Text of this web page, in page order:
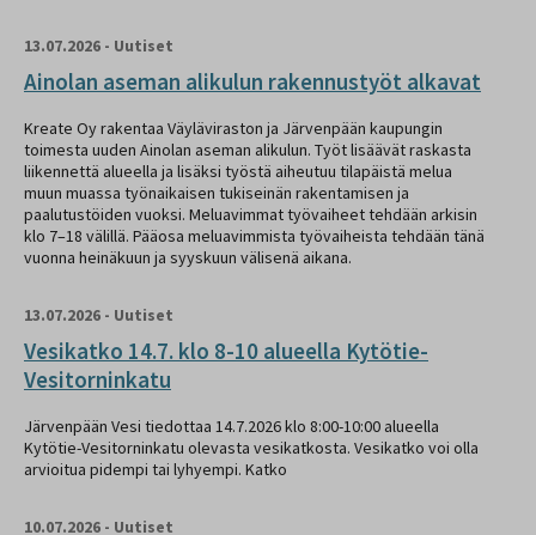
13.07.2026 - Uutiset
Ainolan aseman alikulun rakennustyöt alkavat
Kreate Oy rakentaa Väyläviraston ja Järvenpään kaupungin
toimesta uuden Ainolan aseman alikulun. Työt lisäävät raskasta
liikennettä alueella ja lisäksi työstä aiheutuu tilapäistä melua
muun muassa työnaikaisen tukiseinän rakentamisen ja
paalutustöiden vuoksi. Meluavimmat työvaiheet tehdään arkisin
klo 7–18 välillä. Pääosa meluavimmista työvaiheista tehdään tänä
vuonna heinäkuun ja syyskuun välisenä aikana.
13.07.2026 - Uutiset
Vesikatko 14.7. klo 8-10 alueella Kytötie-
Vesitorninkatu
Järvenpään Vesi tiedottaa 14.7.2026 klo 8:00-10:00 alueella
Kytötie-Vesitorninkatu olevasta vesikatkosta. Vesikatko voi olla
arvioitua pidempi tai lyhyempi. Katko
10.07.2026 - Uutiset